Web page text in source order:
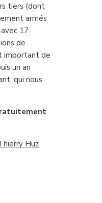
tiers (dont
armés
17
de
important de
un an
qui nous
Huz